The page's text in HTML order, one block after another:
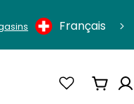
Français
Panier